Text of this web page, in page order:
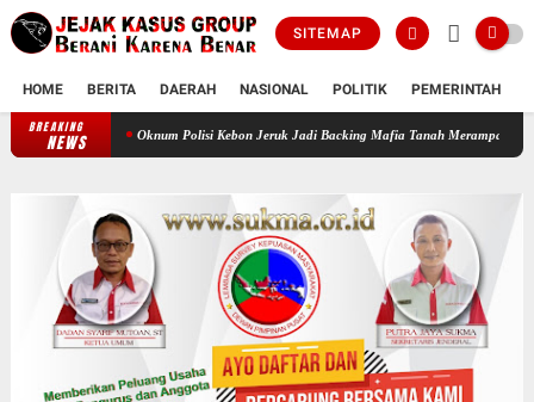
SITEMAP
HOME BERITA DAERAH NASIONAL POLITIK PEMERINTAH
BREAKING
NEWS
Oknum Polisi Kebon Jeruk Jadi Backing Mafia Tanah Merampas Hak Keluarga